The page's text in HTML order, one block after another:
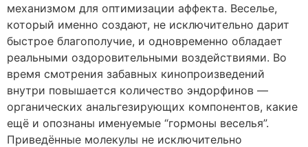
механизмом для оптимизации аффекта. Веселье,
который именно создают, не исключительно дарит
быстрое благополучие, и одновременно обладает
реальными оздоровительными воздействиями. Во
время смотрения забавных кинопроизведений
внутри повышается количество эндорфинов —
органических анальгезирующих компонентов, какие
ещё и опознаны именуемые “гормоны веселья”.
Приведённые молекулы не исключительно